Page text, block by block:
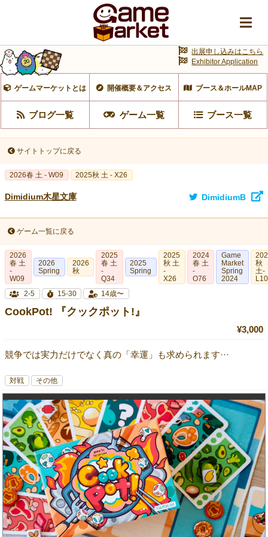
ゲームマーケットとは 開催概要＆アクセス ブース＆ホールMAP
ブログ一覧 ゲーム一覧 ブース一覧
出展申し込みはこちら
Exhibitor Application
サイトトップに戻る
2026春 土 - W09 2025秋 土 - X26
Dimidium木星文庫 DimidiumB
ゲーム一覧に戻る
2026
春 土
-
W09
2026
Spring
2026
秋
2025
春 土
-
Q34
2025
Spring
2025
秋 土
-
X26
2024
春 土
-
O76
Game
Market
Spring
2024
秋
土-
L10
2-5
15-30 14歳〜
CookPot! 『クックポット!』
¥3,000
競争では実力だけでなく真の「幸運」も求められます···
対戦 その他